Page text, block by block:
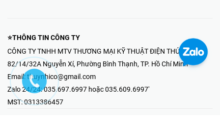
⭐THÔNG TIN CÔNG TY
CÔNG TY TNHH MTV THƯƠNG MẠI KỸ THUẬT ĐIỆN THÚY NHI
82/14/32A Nguyễn Xí, Phường Bình Thạnh, TP. Hồ Chí Minh
Email: thuynhico@gmail.com
Zalo 24/24:035.697.6997 hoặc 035.609.6997'
MST:0313386457